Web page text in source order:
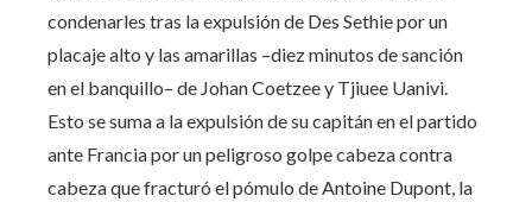
condenarles tras la expulsión de Des Sethie por un
placaje alto y las amarillas –diez minutos de sanción
en el banquillo– de Johan Coetzee y Tjiuee Uanivi.
Esto se suma a la expulsión de su capitán en el partido
ante Francia por un peligroso golpe cabeza contra
cabeza que fracturó el pómulo de Antoine Dupont, la